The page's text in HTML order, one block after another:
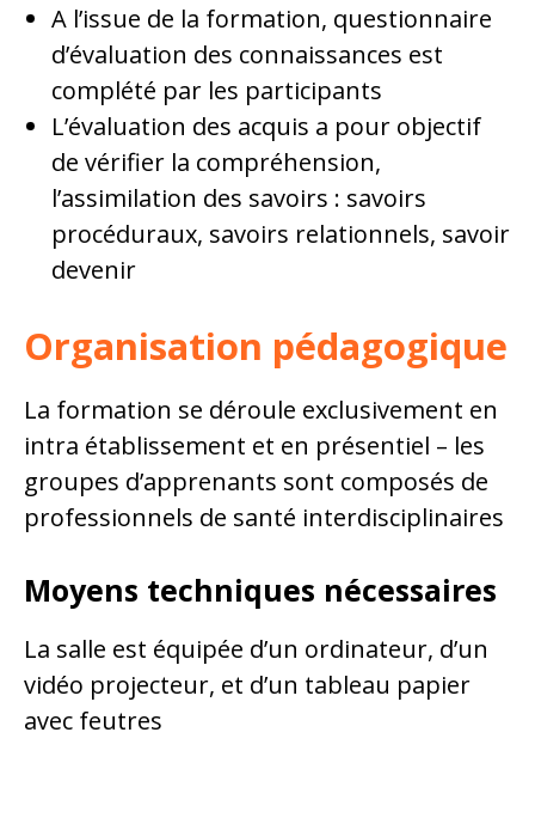
A l’issue de la formation, questionnaire
d’évaluation des connaissances est
complété par les participants
L’évaluation des acquis a pour objectif
de vérifier la compréhension,
l’assimilation des savoirs : savoirs
procéduraux, savoirs relationnels, savoir
devenir
Organisation pédagogique
La formation se déroule exclusivement en
intra établissement et en présentiel – les
groupes d’apprenants sont composés de
professionnels de santé interdisciplinaires
Moyens techniques nécessaires
La salle est équipée d’un ordinateur, d’un
vidéo projecteur, et d’un tableau papier
avec feutres